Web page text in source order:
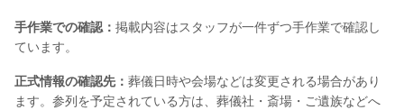
手作業での確認： 掲載内容はスタッフが一件ずつ手作業で確認し
ています。
正式情報の確認先： 葬儀日時や会場などは変更される場合があり
ます。参列を予定されている方は、葬儀社・斎場・ご遺族などへ